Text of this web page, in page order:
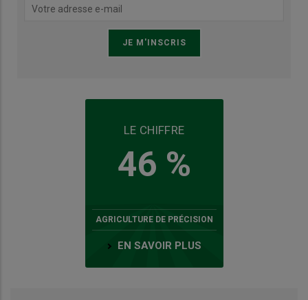
LE CHIFFRE
46 %
AGRICULTURE DE PRÉCISION
EN SAVOIR PLUS